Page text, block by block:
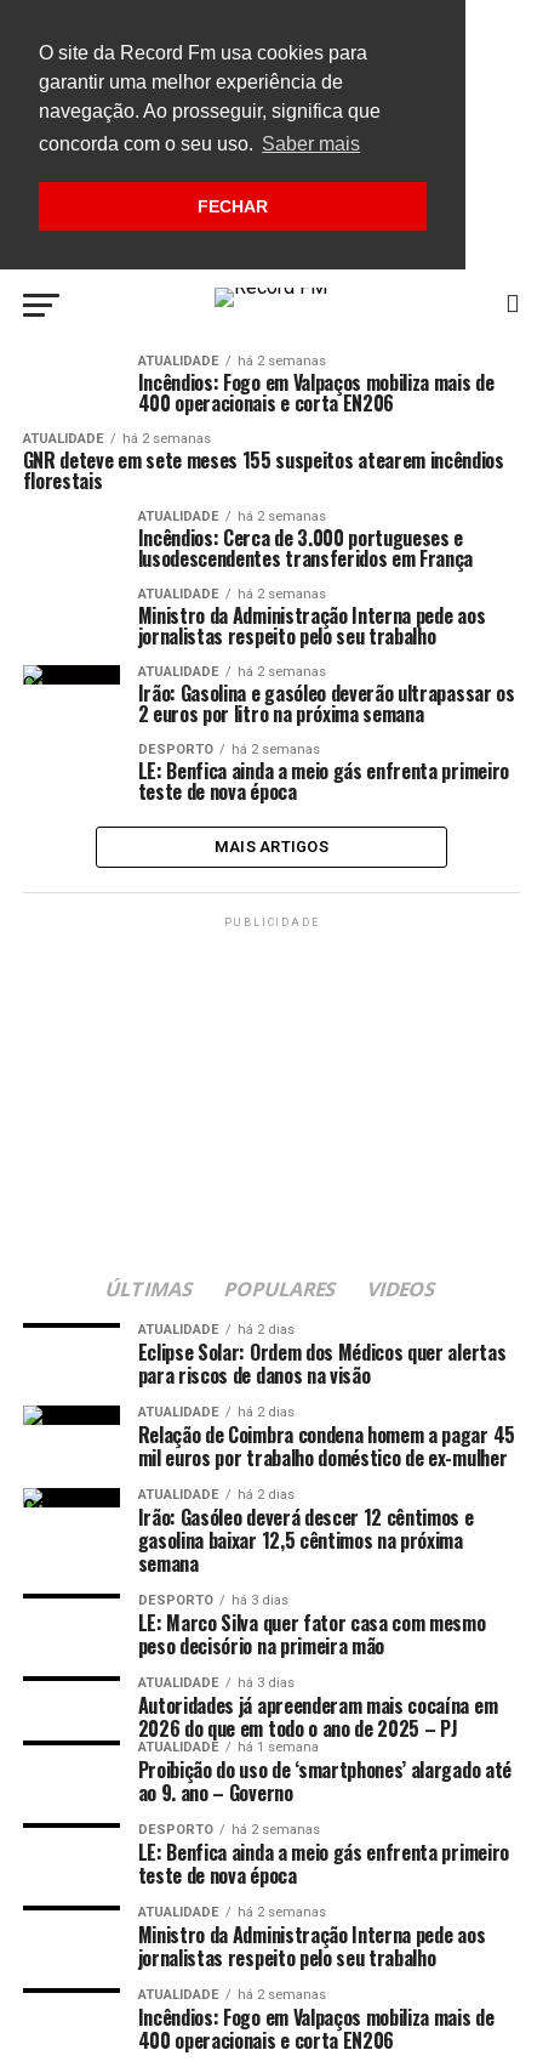
O site da Record Fm usa cookies para
garantir uma melhor experiência de
navegação. Ao prosseguir, significa que
concorda com o seu uso. Saber mais
FECHAR
ATUALIDADE há 2 semanas
Incêndios: Fogo em Valpaços mobiliza mais de
400 operacionais e corta EN206
ATUALIDADE há 2 semanas
GNR deteve em sete meses 155 suspeitos atearem incêndios
florestais
ATUALIDADE há 2 semanas
Incêndios: Cerca de 3.000 portugueses e
lusodescendentes transferidos em França
ATUALIDADE há 2 semanas
Ministro da Administração Interna pede aos
jornalistas respeito pelo seu trabalho
ATUALIDADE há 2 semanas
Irão: Gasolina e gasóleo deverão ultrapassar os
2 euros por litro na próxima semana
DESPORTO há 2 semanas
LE: Benfica ainda a meio gás enfrenta primeiro
teste de nova época
MAIS ARTIGOS
PUBLICIDADE
ÚLTIMAS POPULARES VIDEOS
ATUALIDADE há 2 dias
Eclipse Solar: Ordem dos Médicos quer alertas
para riscos de danos na visão
ATUALIDADE há 2 dias
Relação de Coimbra condena homem a pagar 45
mil euros por trabalho doméstico de ex-mulher
ATUALIDADE há 2 dias
Irão: Gasóleo deverá descer 12 cêntimos e
gasolina baixar 12,5 cêntimos na próxima
semana
DESPORTO há 3 dias
LE: Marco Silva quer fator casa com mesmo
peso decisório na primeira mão
ATUALIDADE há 3 dias
Autoridades já apreenderam mais cocaína em
2026 do que em todo o ano de 2025 – PJ
ATUALIDADE há 1 semana
Proibição do uso de ‘smartphones’ alargado até
ao 9. ano – Governo
DESPORTO há 2 semanas
LE: Benfica ainda a meio gás enfrenta primeiro
teste de nova época
ATUALIDADE há 2 semanas
Ministro da Administração Interna pede aos
jornalistas respeito pelo seu trabalho
ATUALIDADE há 2 semanas
Incêndios: Fogo em Valpaços mobiliza mais de
400 operacionais e corta EN206